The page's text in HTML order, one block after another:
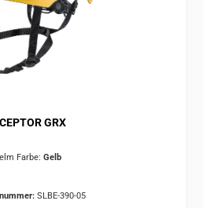
GRX
Farbe: Gelb
SLBE-390-05